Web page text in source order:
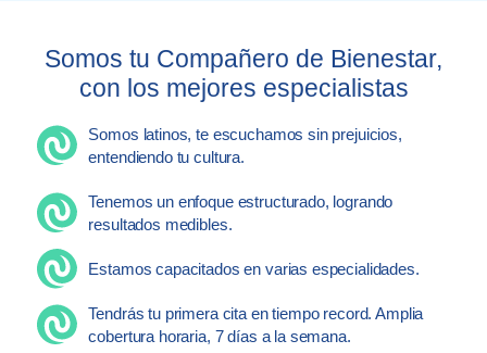
Somos tu Compañero de Bienestar,
con los mejores especialistas
Somos latinos, te escuchamos sin prejuicios,
entendiendo tu cultura.
Tenemos un enfoque estructurado, logrando
resultados medibles.
Estamos capacitados en varias especialidades.
Tendrás tu primera cita en tiempo record. Amplia
cobertura horaria, 7 días a la semana.